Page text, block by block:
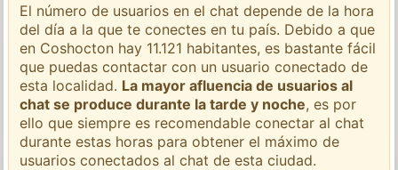
El número de usuarios en el chat depende de la hora
del día a la que te conectes en tu país. Debido a que
en Coshocton hay 11.121 habitantes, es bastante fácil
que puedas contactar con un usuario conectado de
esta localidad. La mayor afluencia de usuarios al
chat se produce durante la tarde y noche, es por
ello que siempre es recomendable conectar al chat
durante estas horas para obtener el máximo de
usuarios conectados al chat de esta ciudad.